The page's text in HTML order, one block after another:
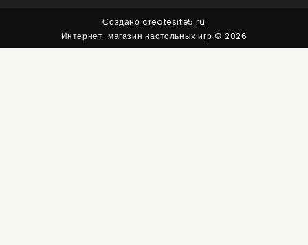
Созданоcreatesite5.ru
Интернет-магазин настольных игр © 2026